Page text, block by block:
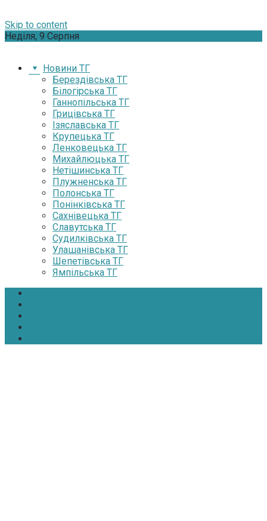
Skip to content
Неділя, 9 Серпня
Новини ТГ
Берездівська ТГ
Білогірська ТГ
Ганнопільська ТГ
Грицівська ТГ
Ізяславська ТГ
Крупецька ТГ
Ленковецька ТГ
Михайлюцька ТГ
Нетішинська ТГ
Плужненська ТГ
Полонська ТГ
Понінківська ТГ
Сахнівецька ТГ
Славутська ТГ
Судилківська ТГ
Улашанівська ТГ
Шепетівська ТГ
Ямпільська ТГ